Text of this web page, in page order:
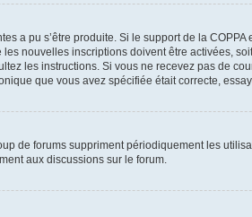
a pu s’être produite. Si le support de la
nouvelles inscriptions doivent être activées,
les instructions. Si vous ne recevez pas de
que vous avez spécifiée était correcte,
de forums suppriment périodiquement les
aux discussions sur le forum.